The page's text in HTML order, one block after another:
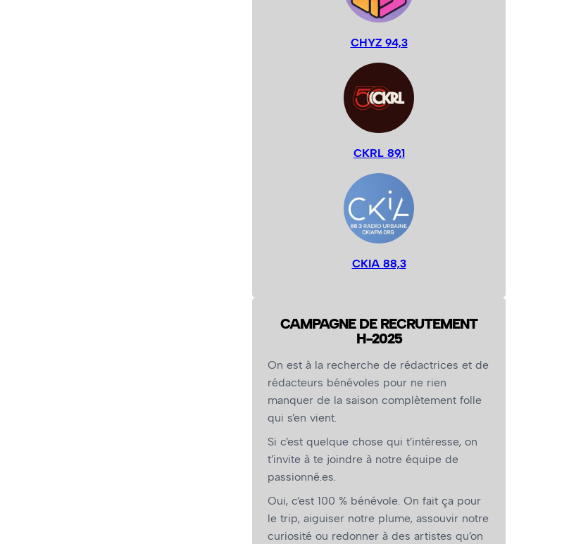
CHYZ 94,3
CKRL 89,1
CKIA 88,3
CAMPAGNE DE RECRUTEMENT
H-2025
On est à la recherche de rédactrices et de
rédacteurs bénévoles pour ne rien
manquer de la saison complètement folle
qui s’en vient.
Si c’est quelque chose qui t’intéresse, on
t’invite à te joindre à notre équipe de
passionné.es.
Oui, c’est 100 % bénévole. On fait ça pour
le trip, aiguiser notre plume, assouvir notre
curiosité ou redonner à des artistes qu’on